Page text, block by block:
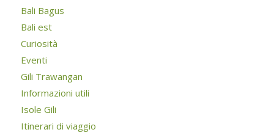
Bali Bagus
Bali est
Curiosità
Eventi
Gili Trawangan
Informazioni utili
Isole Gili
Itinerari di viaggio